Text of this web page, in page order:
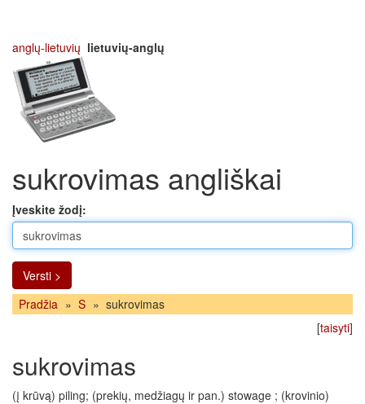
anglų-lietuvių lietuvių-anglų
sukrovimas angliškai
Įveskite žodį:
Versti >
Pradžia » S » sukrovimas
[taisyti]
sukrovimas
(į krūvą) piling; (prekių, medžiagų ir pan.) stowage ; (krovinio)